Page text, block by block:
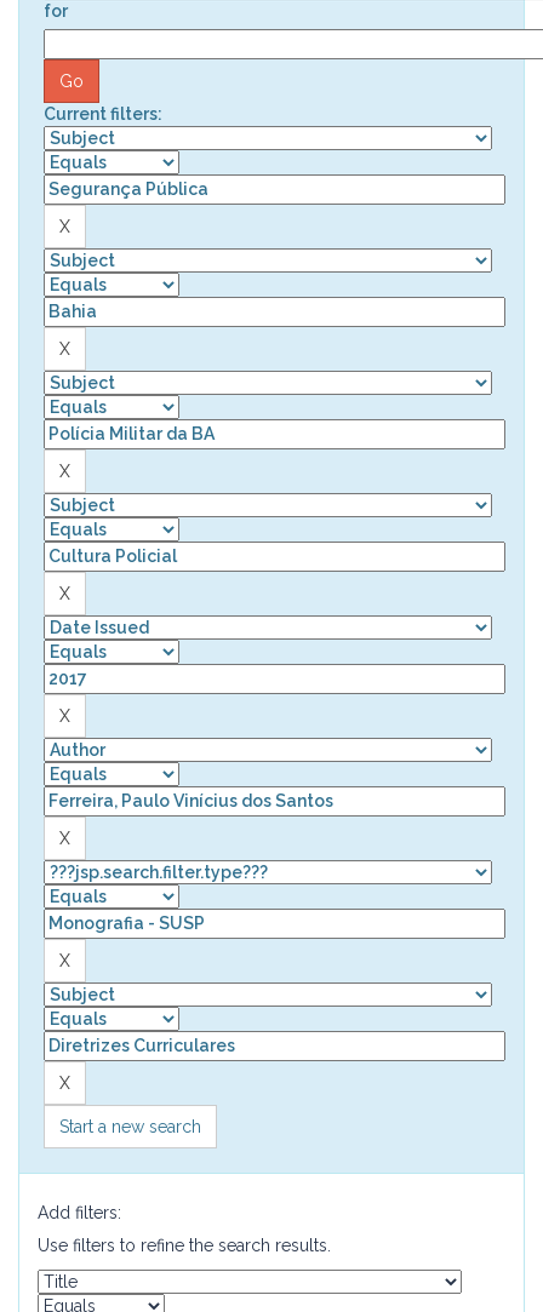
for
Current filters:
Start a new search
Add filters:
Use filters to refine the search results.